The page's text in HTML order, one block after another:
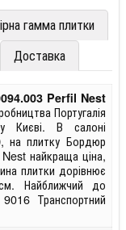
гамма плитки
Доставка
Perfil Nest
Португалія
Києві. В салоні
, на плитку Бордюр
найкраща ціна,
плитки дорівнює
Найближчий до
Транспортний